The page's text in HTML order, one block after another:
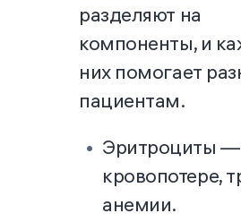
разделяют на
компоненты, и
них помогает
пациентам.
Эритроциты —
кровопотере,
анемии.